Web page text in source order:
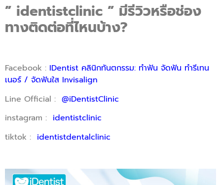
” identistclinic ” มีรีวิวหรือช่อง
ทางติดต่อที่ไหนบ้าง?
Facebook : IDentist คลินิกทันตกรรม: ทำฟัน จัดฟัน ทำรีเทน
เนอร์ / จัดฟันใส Invisalign
Line Official : @iDentistClinic
instagram : identistclinic
tiktok : identistdentalclinic